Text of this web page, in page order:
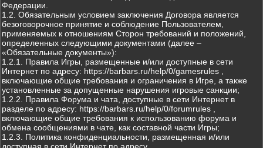
Федерации.
1.2. Обязательным условием заключения Договора является
безоговорочное принятие и соблюдение Пользователем,
применяемых к отношениям Сторон требований и положений,
определенных следующими документами (далее –
«Обязательные документы»):
1.2.1. Правила Игры, размещенные и/или доступные в сети
Интернет по адресу: https://barbars.ru/help/0/gamesrules ,
включающие общие требования и ограничения в Игре, а также
установленные за допущенные нарушения игровые санкции;
1.2.2. Правила Форума и чата, доступные в сети Интернет в
разделе по адресу: https://barbars.ru/help/0/forumrules ,
включающие общие требования к использованию форума и
обмена сообщениями в чате, как составной части Игры;
1.2.3. Политика конфиденциальности, размещенная и/или